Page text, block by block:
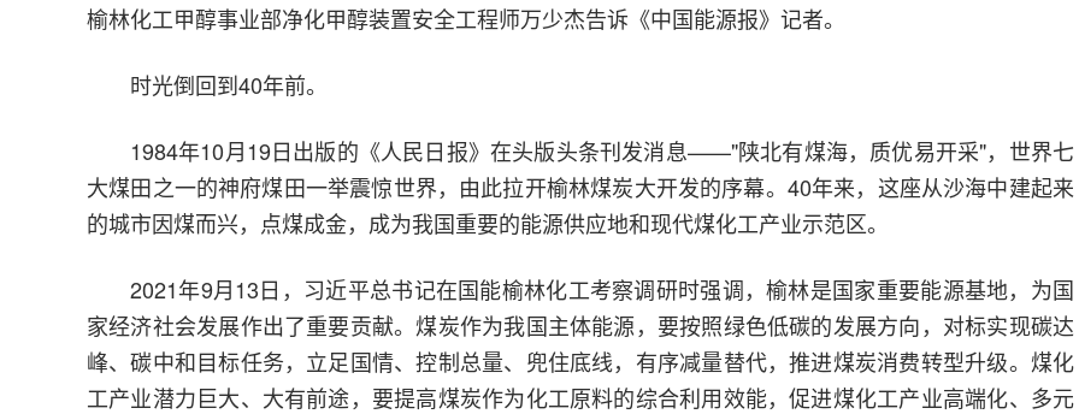
榆林化工甲醇事业部净化甲醇装置安全工程师万少杰告诉《中国能源报》记者。
时光倒回到40年前。
1984年10月19日出版的《人民日报》在头版头条刊发消息——"陕北有煤海，质优易开采"，世界七
大煤田之一的神府煤田一举震惊世界，由此拉开榆林煤炭大开发的序幕。40年来，这座从沙海中建起来
的城市因煤而兴，点煤成金，成为我国重要的能源供应地和现代煤化工产业示范区。
2021年9月13日，习近平总书记在国能榆林化工考察调研时强调，榆林是国家重要能源基地，为国
家经济社会发展作出了重要贡献。煤炭作为我国主体能源，要按照绿色低碳的发展方向，对标实现碳达
峰、碳中和目标任务，立足国情、控制总量、兜住底线，有序减量替代，推进煤炭消费转型升级。煤化
工产业潜力巨大、大有前途，要提高煤炭作为化工原料的综合利用效能，促进煤化工产业高端化、多元